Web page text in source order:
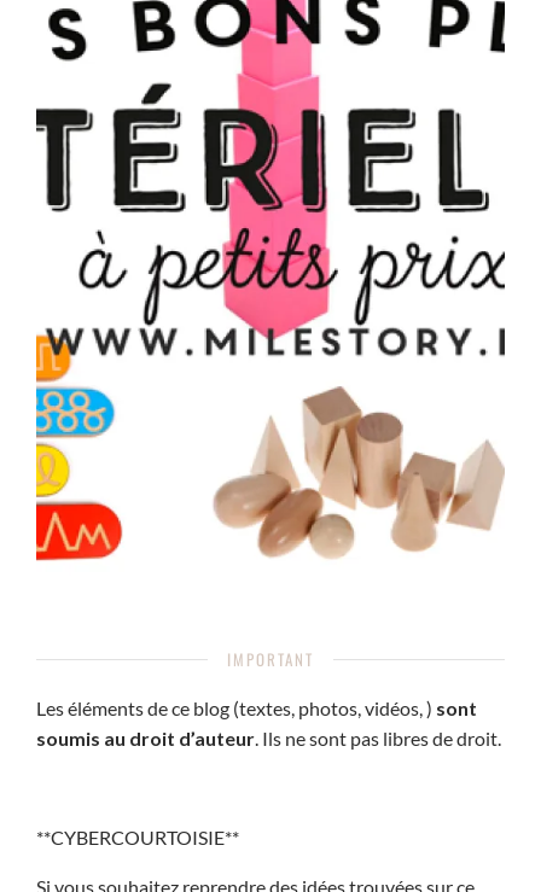
IMPORTANT
Les éléments de ce blog (textes, photos, vidéos, ) sont
soumis au droit d’auteur . Ils ne sont pas libres de droit.
**CYBERCOURTOISIE**
Si vous souhaitez reprendre des idées trouvées sur ce